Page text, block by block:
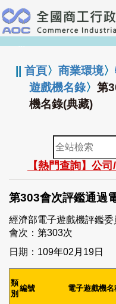
跳
到
主
要
:::
||首頁〉商業環境〉
遊戲機名錄〉第
機名錄(典藏)
全
站
檢
索
【熱門查詢】公
第303會次評鑑通過
經濟部電子遊戲機評鑑
會次：第303次
日期：109年02月19日
類
別
編號 電子遊戲機名